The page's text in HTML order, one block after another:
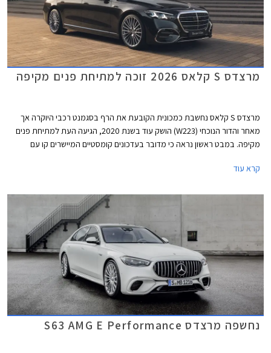
מרצדס S קלאס 2026 זוכה למתיחת פנים מקיפה
מרצדס S קלאס נחשבת כמכונית הקובעת את הרף בסגמנט רכבי היוקרה אך
מאחר והדור הנוכחי (W223) הושק עוד בשנת 2020, הגיעה העת למתיחת פנים
מקיפה. במבט ראשון נראה כי מדובר בעדכונים קומסטיים המיישרים קו עם
ושלל שינויים עמוקים ומהותיים.
קרא עוד
נחשפה מרצדס S63 AMG E Performance